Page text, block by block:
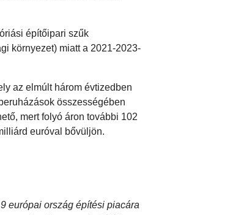
építőipari szűk
környezet) miatt a 2021-2023-
az elmúlt három évtizedben
összességében
mert folyó áron további 102
euróval bővüljön.
európai ország építési piacára